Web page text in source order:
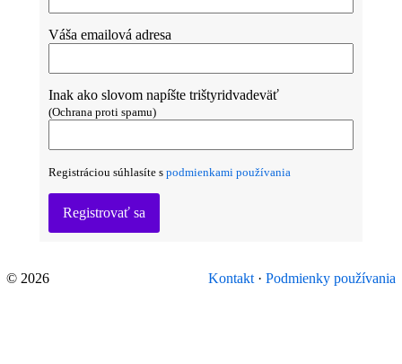
Váša emailová adresa
Inak ako slovom napíšte trištyridvadeväť
(Ochrana proti spamu)
Registráciou súhlasíte s podmienkami používania
Registrovať sa
© 2026 Kontakt· Podmienky používania